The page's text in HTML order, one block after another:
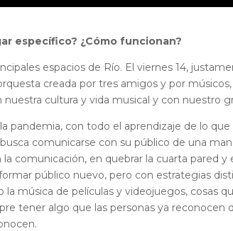
específico? ¿Cómo funcionan?
espacios de Río. El viernes 14,
creada por tres amigos y por
nuestra cultura y vida musical y con nuestro
pandemia, con todo el aprendizaje de lo
comunicarse con su público de una
comunicación, en quebrar la cuarta pared
público nuevo, pero con estrategias
la música de películas y videojuegos, cosas
tener algo que las personas ya reconocen